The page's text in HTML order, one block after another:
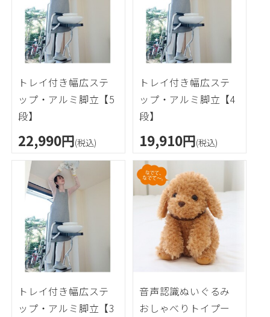
トレイ付き幅広ステ
ップ・アルミ脚立【5
段】
22,990円(税込)
トレイ付き幅広ステ
ップ・アルミ脚立【4
段】
19,910円(税込)
トレイ付き幅広ステ
ップ・アルミ脚立【3
音声認識ぬいぐるみ
おしゃべりトイプー